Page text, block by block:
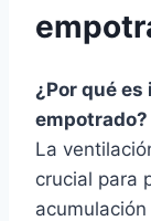
¿Por qué
empotrado?
La
crucial para